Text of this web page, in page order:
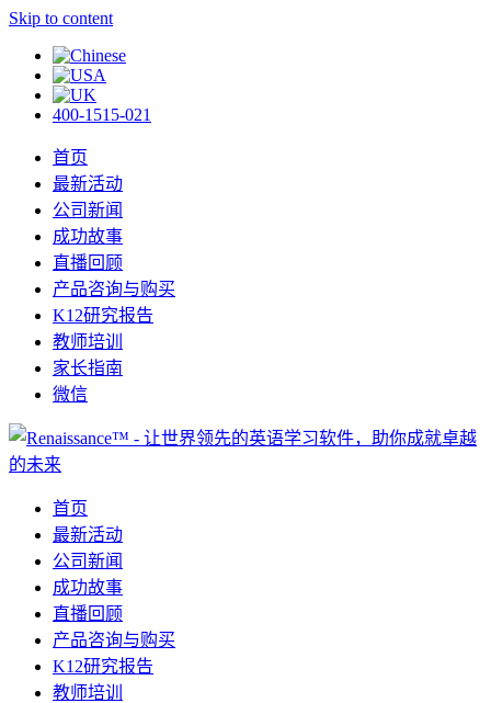
Skip to content
400-1515-021
首页
最新活动
公司新闻
成功故事
直播回顾
产品咨询与购买
K12研究报告
教师培训
家长指南
微信
首页
最新活动
公司新闻
成功故事
直播回顾
产品咨询与购买
K12研究报告
教师培训